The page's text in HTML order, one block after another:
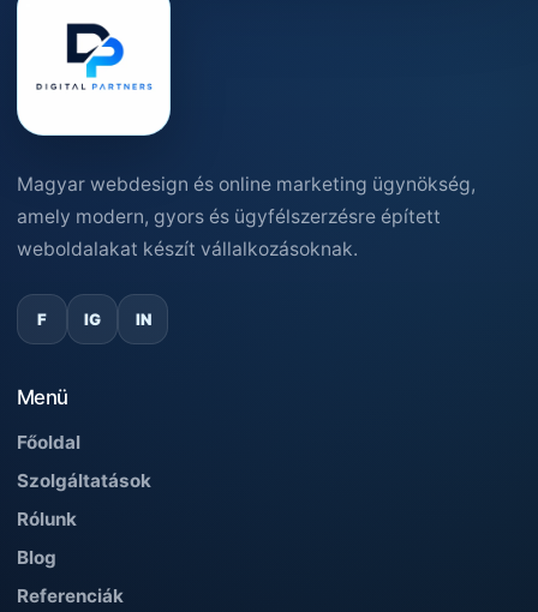
Magyar webdesign és online marketing ügynökség,
amely modern, gyors és ügyfélszerzésre épített
weboldalakat készít vállalkozásoknak.
F IG IN
Menü
Főoldal
Szolgáltatások
Rólunk
Blog
Referenciák